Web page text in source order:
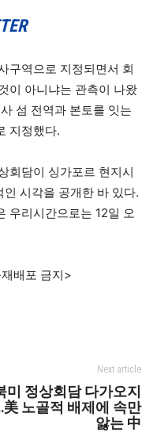
구역으로 지정되면서 회
이 아니냐는 관측이 나왔
섬 전역과 본토를 잇는
지정했다.
회담이 싱가포르 현지시
시각을 공개한 바 있다.
우리시간으로는 12일 오
배포 금지>
Next article
미 정상회담 다가오지
美 노골적 배제에 속만
앓는 中